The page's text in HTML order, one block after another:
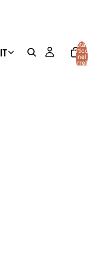
IT
Totale
articoli
nel
carrello: